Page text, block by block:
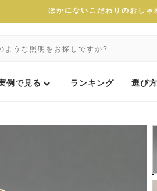
ほかにないこだわりのおしゃ
例で見る ランキング 選び